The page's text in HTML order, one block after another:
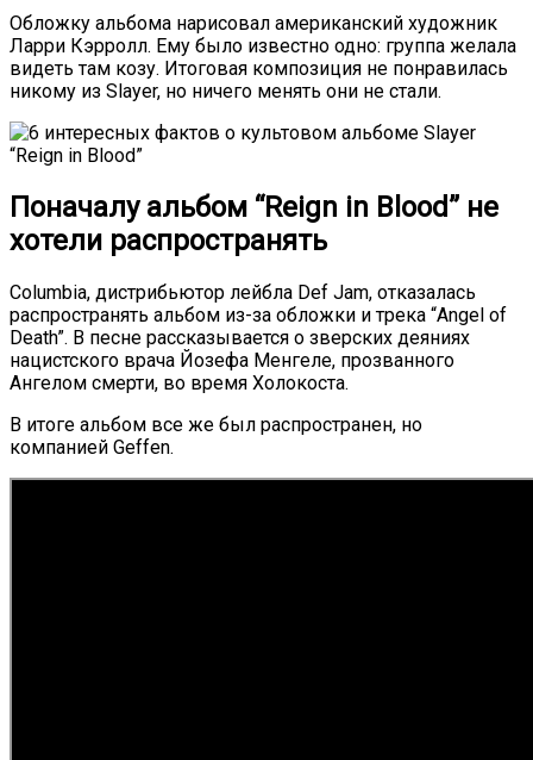
Обложку альбома нарисовал американский художник
Ларри Кэрролл. Ему было известно одно: группа желала
видеть там козу. Итоговая композиция не понравилась
никому из Slayer, но ничего менять они не стали.
Поначалу альбом “Reign in Blood” не
хотели распространять
Columbia, дистрибьютор лейбла Def Jam, отказалась
распространять альбом из-за обложки и трека “Angel of
Death”. В песне рассказывается о зверских деяниях
нацистского врача Йозефа Менгеле, прозванного
Ангелом смерти, во время Холокоста.
В итоге альбом все же был распространен, но
компанией Geffen.